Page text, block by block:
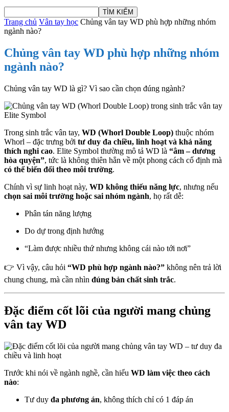
Trang chủ Vân tay học Chủng vân tay WD phù hợp những nhóm
ngành nào?
Chủng vân tay WD phù hợp những nhóm
ngành nào?
Chủng vân tay WD là gì? Vì sao cần chọn đúng ngành?
Trong sinh trắc vân tay, WD (Whorl Double Loop) thuộc nhóm
Whorl – đặc trưng bởi tư duy đa chiều, linh hoạt và khả năng
thích nghi cao. Elite Symbol thường mô tả WD là “âm – dương
hòa quyện”, tức là không thiên hẳn về một phong cách cố định mà
có thể biến đổi theo môi trường.
Chính vì sự linh hoạt này, WD không thiếu năng lực, nhưng nếu
chọn sai môi trường hoặc sai nhóm ngành, họ rất dễ:
Phân tán năng lượng
Do dự trong định hướng
“Làm được nhiều thứ nhưng không cái nào tới nơi”
👉 Vì vậy, câu hỏi “WD phù hợp ngành nào?” không nên trả lời
chung chung, mà cần nhìn đúng bản chất sinh trắc.
Đặc điểm cốt lõi của người mang chủng
vân tay WD
Trước khi nói về ngành nghề, cần hiểu WD làm việc theo cách
nào:
Tư duy đa phương án, không thích chỉ có 1 đáp án